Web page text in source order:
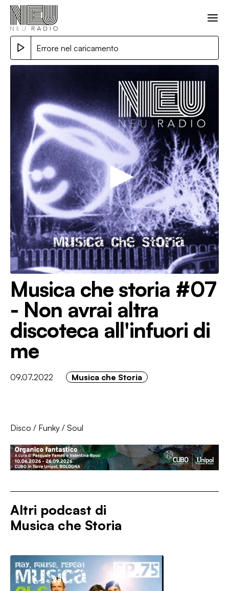
Errore nel caricamento
Musica che storia #07
- Non avrai altra
discoteca all'infuori di
me
09.07.2022 Musica che Storia
Disco / Funky / Soul
Altri podcast di
Musica che Storia